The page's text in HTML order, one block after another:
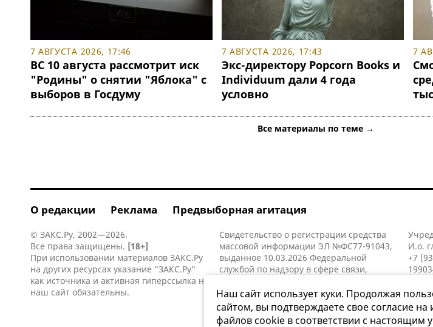
7 АВГУСТА 2026, 17:46
ВС 10 августа рассмотрит иск
"Родины" о снятии "Яблока" с
выборов в Госдуму
7 АВГУСТА 2026, 17:43
Экс-директору Popcorn Books и
Individuum дали 4 года
условно
7
Все материалы по теме →
О редакции Реклама Предвыборная агитация
© ЗАКС.Ру, 2002—2026.
Все права защищены. [18+]
При использовании материалов ЗАКС.Ру
на других ресурсах указание "ЗАКС.Ру"
как источника и активная гиперссылка на
наш сайт обязательны.
Свидетельство о регистрации средства
массовой информации ЭЛ №ФС77-91043,
выданное 10.03.2026 Федеральной
службой по надзору в сфере связи,
коммуникаций (Роскомнадзор).
И.о.
+7
Наш сайт использует куки. Продолжая
сайтом, вы подтверждаете свое согласие на
файлов cookie в соответствии с настоящим